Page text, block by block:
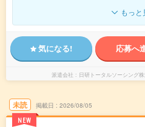
もっと
気になる! 応募へ
派遣会社 日研トータルソーシング
未読
NEW
掲載日 2026/08/05